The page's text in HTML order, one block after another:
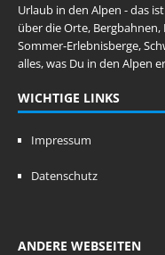
Urlaub in den Alpen - das
über die Orte,
Sommer-Erlebnisberge,
alles, was Du in den Alpen
WICHTIGE LINKS
Impressum
Datenschutz
ANDERE WEBSEITEN